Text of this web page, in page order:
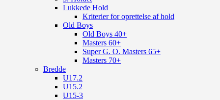
Lukkede Hold
Kriterier for oprettelse af hold
Old Boys
Old Boys 40+
Masters 60+
Super G. O. Masters 65+
Masters 70+
Bredde
U17.2
U15.2
U15-3